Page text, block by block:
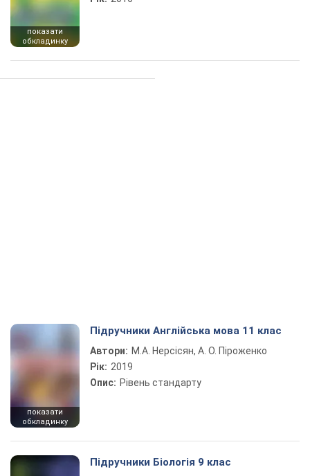
показати
обкладинку
показати
обкладинку
Підручники Англійська мова 11 клас
Автори: М.А. Нерсісян, А. О. Піроженко
Рік: 2019
Опис: Рівень стандарту
Підручники Біологія 9 клас